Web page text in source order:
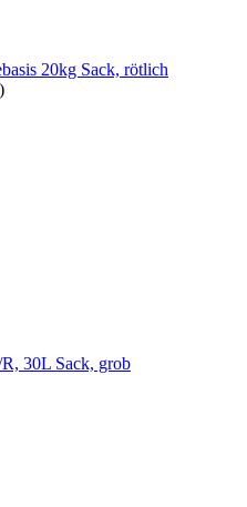
20kg Sack, rötlich
30L Sack, grob